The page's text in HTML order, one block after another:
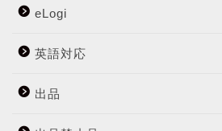
eLogi
英語対応
出品